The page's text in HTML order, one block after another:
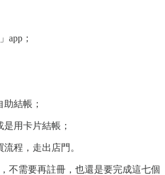
app；
結帳；
是用卡片結帳；
程，走出店門。
不需要再註冊，也還是要完成這七個